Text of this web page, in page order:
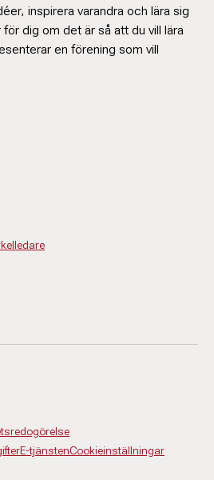
inspirera varandra och lära sig
för dig om det är så att du vill lära
en förening som vill
E-tjänstenCookieinställningar